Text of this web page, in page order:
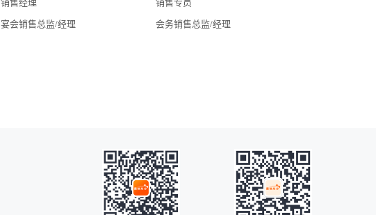
Guangzhou,Hangzhou, Hefei, Nanjing, Shanghai,
world's first Pan-Asian serviced residence real estate
investment trust,Ascott Residence Trust. Today, the
company boasts 30-year industry track recordand
serviced residence brands that enjoy recognition
销售经理 销售专员
宴会销售总监/经理 会务销售总监/经理
昆明酒店招聘
全国酒店招聘
苏州酒店招聘